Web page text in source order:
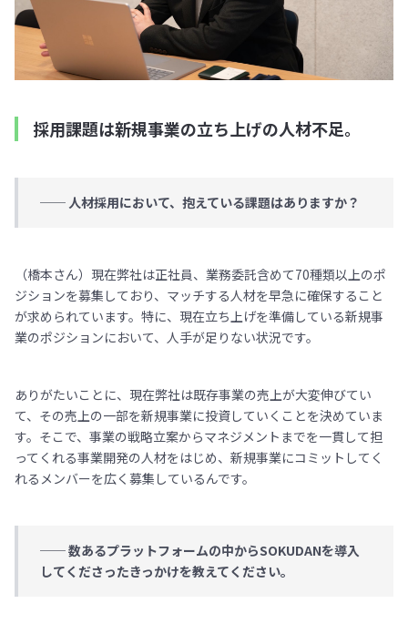
採用課題は新規事業の立ち上げの人材不足。
── 人材採用において、抱えている課題はありますか？
（橋本さん）現在弊社は正社員、業務委託含めて70種類以上のポ
ジションを募集しており、マッチする人材を早急に確保すること
が求められています。特に、現在立ち上げを準備している新規事
業のポジションにおいて、人手が足りない状況です。
ありがたいことに、現在弊社は既存事業の売上が大変伸びてい
て、その売上の一部を新規事業に投資していくことを決めていま
す。そこで、事業の戦略立案からマネジメントまでを一貫して担
ってくれる事業開発の人材をはじめ、新規事業にコミットしてく
れるメンバーを広く募集しているんです。
── 数あるプラットフォームの中からSOKUDANを導入
してくださったきっかけを教えてください。